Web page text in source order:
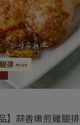
】蒜香嫩煎雞腿排